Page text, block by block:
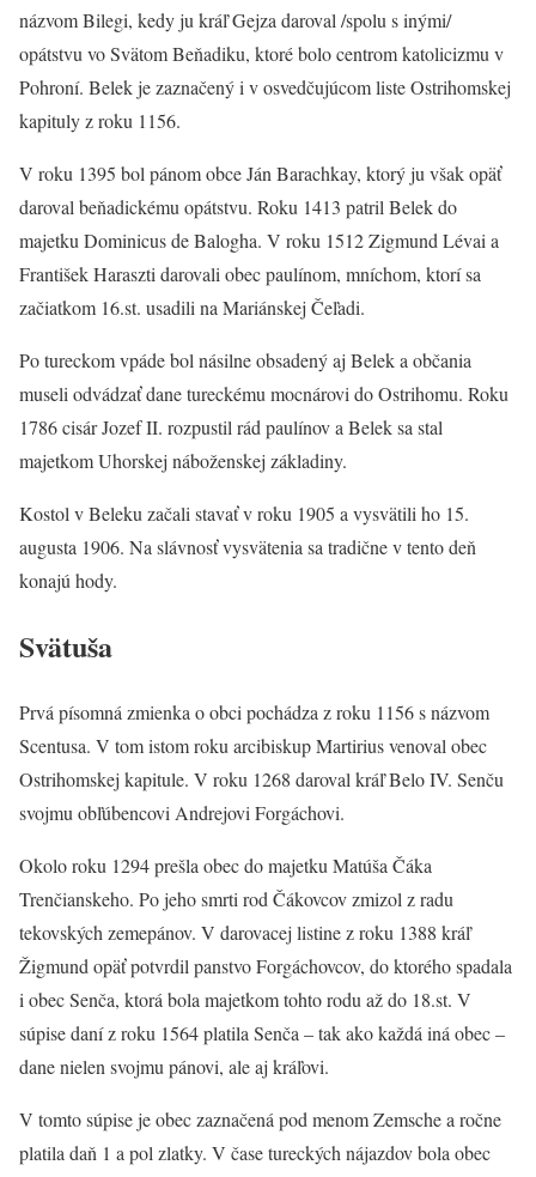
názvom Bilegi, kedy ju kráľ Gejza daroval /spolu s inými/
opátstvu vo Svätom Beňadiku, ktoré bolo centrom katolicizmu v
Pohroní. Belek je zaznačený i v osvedčujúcom liste Ostrihomskej
kapituly z roku 1156.
V roku 1395 bol pánom obce Ján Barachkay, ktorý ju však opäť
daroval beňadickému opátstvu. Roku 1413 patril Belek do
majetku Dominicus de Balogha. V roku 1512 Zigmund Lévai a
František Haraszti darovali obec paulínom, mníchom, ktorí sa
začiatkom 16.st. usadili na Mariánskej Čeľadi.
Po tureckom vpáde bol násilne obsadený aj Belek a občania
museli odvádzať dane tureckému mocnárovi do Ostrihomu. Roku
1786 cisár Jozef II. rozpustil rád paulínov a Belek sa stal
majetkom Uhorskej náboženskej základiny.
Kostol v Beleku začali stavať v roku 1905 a vysvätili ho 15.
augusta 1906. Na slávnosť vysvätenia sa tradične v tento deň
konajú hody.
Svätuša
Prvá písomná zmienka o obci pochádza z roku 1156 s názvom
Scentusa. V tom istom roku arcibiskup Martirius venoval obec
Ostrihomskej kapitule. V roku 1268 daroval kráľ Belo IV. Senču
svojmu obľúbencovi Andrejovi Forgáchovi.
Okolo roku 1294 prešla obec do majetku Matúša Čáka
Trenčianskeho. Po jeho smrti rod Čákovcov zmizol z radu
tekovských zemepánov. V darovacej listine z roku 1388 kráľ
Žigmund opäť potvrdil panstvo Forgáchovcov, do ktorého spadala
i obec Senča, ktorá bola majetkom tohto rodu až do 18.st. V
súpise daní z roku 1564 platila Senča – tak ako každá iná obec –
dane nielen svojmu pánovi, ale aj kráľovi.
V tomto súpise je obec zaznačená pod menom Zemsche a ročne
platila daň 1 a pol zlatky. V čase tureckých nájazdov bola obec